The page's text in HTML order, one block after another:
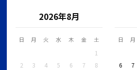
2026年8月
日 月 火 水 木 金 土
1
2
3 4 5 6 7
8
日 月
6
7